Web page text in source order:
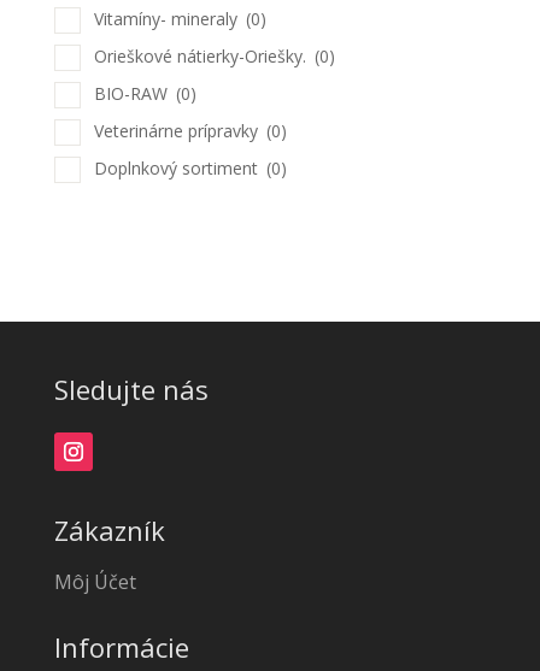
Vitamíny- mineraly (0)
Orieškové nátierky-Oriešky. (0)
BIO-RAW (0)
Veterinárne prípravky (0)
Doplnkový sortiment (0)
Sledujte nás
Zákazník
Môj Účet
Informácie